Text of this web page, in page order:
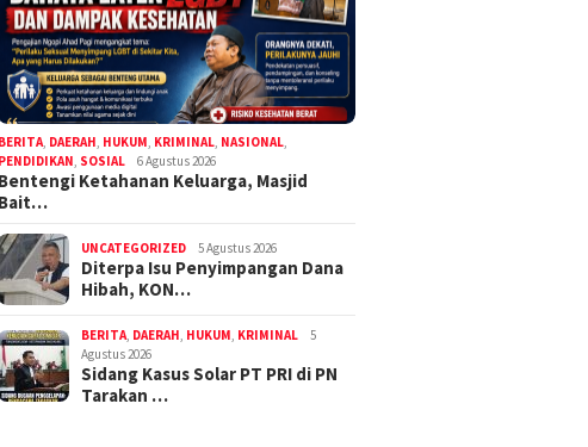
BERITA, DAERAH, HUKUM, KRIMINAL, NASIONAL,
PENDIDIKAN, SOSIAL 6 Agustus 2026
Bentengi Ketahanan Keluarga, Masjid
Bait…
UNCATEGORIZED 5 Agustus 2026
Diterpa Isu Penyimpangan Dana
Hibah, KON…
BERITA, DAERAH, HUKUM, KRIMINAL
5
Agustus 2026
Sidang Kasus Solar PT PRI di PN
Tarakan …